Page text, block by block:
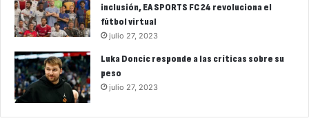
inclusión, EA SPORTS FC 24 revoluciona el
fútbol virtual
julio 27, 2023
Luka Doncic responde a las críticas sobre su
peso
julio 27, 2023